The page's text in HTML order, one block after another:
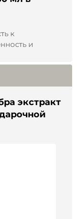
к
и
экстракт